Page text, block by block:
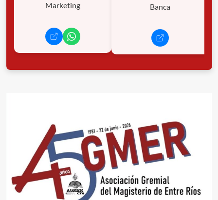
Marketing Banca